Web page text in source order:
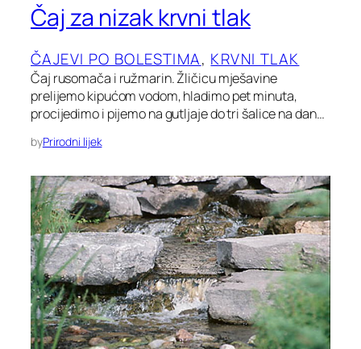
Čaj za nizak krvni tlak
ČAJEVI PO BOLESTIMA, KRVNI TLAK
Čaj rusomača i ružmarin. Žličicu mješavine
prelijemo kipućom vodom, hladimo pet minuta,
procijedimo i pijemo na gutljaje do tri šalice na dan…
byPrirodni lijek